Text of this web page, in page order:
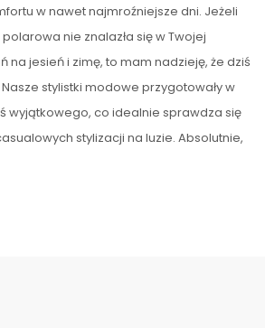
w nawet najmroźniejsze dni. Jeżeli
nie znalazła się w Twojej
na jesień i zimę, to mam nadzieję, że dziś
stylistki modowe przygotowały w
wyjątkowego, co idealnie sprawdza się
stylizacji na luzie. Absolutnie,